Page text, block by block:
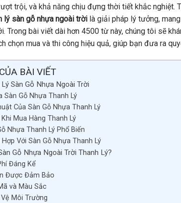
trội, và khả năng chịu đựng thời tiết khắc nghiệt.
lý sàn gỗ nhựa ngoài trời là giải pháp lý tưởng,
Trong bài viết dài hơn 4500 từ này, chúng tôi sẽ
chọn mua và thi công hiệu quả, giúp bạn đưa ra
BÀI VIẾT
Sàn Gỗ Nhựa Ngoài Trời
Sàn Gỗ Nhựa Thanh Lý
Của Sàn Gỗ Nhựa Thanh Lý
Mua Hàng Thanh Lý
Nhựa Thanh Lý Phổ Biến
Với Sàn Gỗ Nhựa Thanh Lý
Gỗ Nhựa Ngoài Trời Thanh Lý?
Đáng Kể
Được Đảm Bảo
và Màu Sắc
Môi Trường